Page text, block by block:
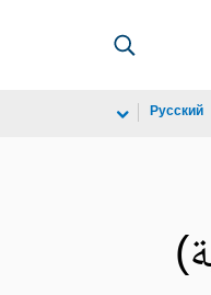
Русский